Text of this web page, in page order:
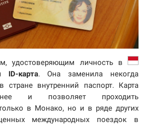
удостоверяющим личность в
ID-карта. Она заменила некогда
стране внутренний паспорт. Карта
и позволяет проходить
в Монако, но и в ряде других
международных поездок в